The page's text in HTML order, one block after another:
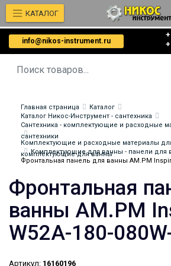
info@nikos-instrument.ru
КАТАЛОГ
Главная страница
Каталог
Каталог Никос-Инструмент - сантехника
Сантехника - комплектующие и расходные
сантехники
Комплектующие и расходные материалы
комплектующие для ванны
Комплектующие для ванны - панели для
Фронтальная панель для ванны AM.PM
Фронтальная
ванны AM.PM
W52A-180-
Артикул: 16160196